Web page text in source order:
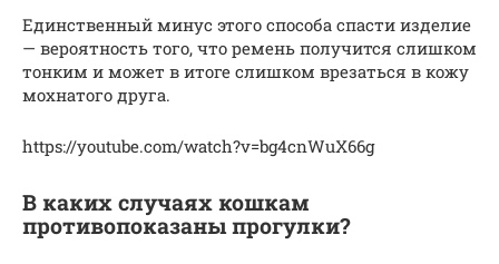
Единственный минус этого способа спасти изделие
— вероятность того, что ремень получится слишком
тонким и может в итоге слишком врезаться в кожу
мохнатого друга.
https://youtube.com/watch?v=bg4cnWuX66g
В каких случаях кошкам
противопоказаны прогулки?